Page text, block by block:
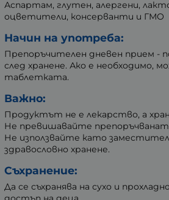
Аспартам, глутен, алергени,
оцветители, консерванти и ГМО
Начин на употреба:
Препоръчителен дневен прием -
след хранене. Ако е необходимо,
таблетката.
Важно:
Продуктът не е лекарство, а
Не превишавайте
Не използвайте като
здравословно хранене.
Съхранение:
Да се съхранява на сухо и